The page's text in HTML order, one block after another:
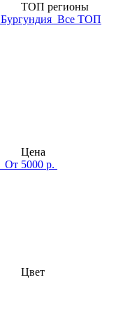
ТОП регионы
Бургундия Все ТОП
Цена
От 5000 р.
Цвет